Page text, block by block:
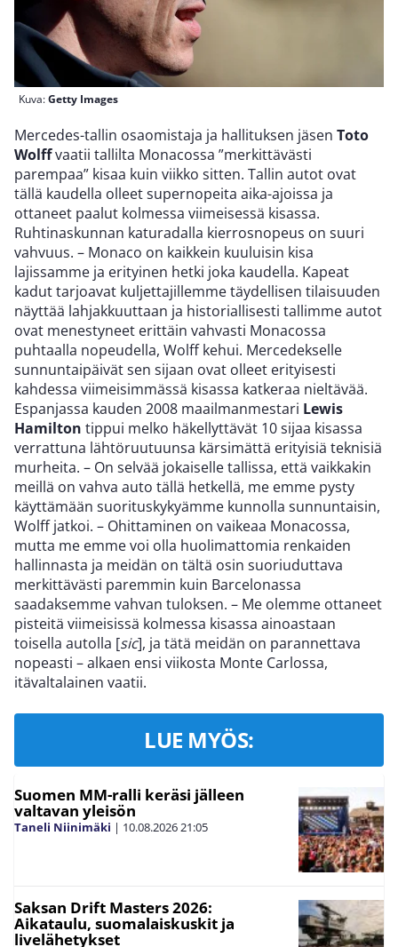
Kuva:Getty Images
Mercedes-tallin osaomistaja ja hallituksen jäsen Toto
Wolffvaatii tallilta Monacossa ”merkittävästi
parempaa” kisaa kuin viikko sitten. Tallin autot ovat
tällä kaudella olleet supernopeita aika-ajoissa ja
ottaneet paalut kolmessa viimeisessä kisassa.
Ruhtinaskunnan katuradalla kierrosnopeus on suuri
vahvuus. – Monaco on kaikkein kuuluisin kisa
lajissamme ja erityinen hetki joka kaudella. Kapeat
kadut tarjoavat kuljettajillemme täydellisen tilaisuuden
näyttää lahjakkuuttaan ja historiallisesti tallimme autot
ovat menestyneet erittäin vahvasti Monacossa
puhtaalla nopeudella, Wolff kehui. Mercedekselle
sunnuntaipäivät sen sijaan ovat olleet erityisesti
kahdessa viimeisimmässä kisassa katkeraa nieltävää.
Espanjassa kauden 2008 maailmanmestari Lewis
Hamilton tippui melko häkellyttävät 10 sijaa kisassa
verrattuna lähtöruutuunsa kärsimättä erityisiä teknisiä
murheita. – On selvää jokaiselle tallissa, että vaikkakin
meillä on vahva auto tällä hetkellä, me emme pysty
käyttämään suorituskykyämme kunnolla sunnuntaisin,
Wolff jatkoi. – Ohittaminen on vaikeaa Monacossa,
mutta me emme voi olla huolimattomia renkaiden
hallinnasta ja meidän on tältä osin suoriuduttava
merkittävästi paremmin kuin Barcelonassa
saadaksemme vahvan tuloksen. – Me olemme ottaneet
pisteitä viimeisissä kolmessa kisassa ainoastaan
toisella autolla [sic], ja tätä meidän on parannettava
nopeasti – alkaen ensi viikosta Monte Carlossa,
itävaltalainen vaatii.
LUE MYÖS:
Suomen MM-ralli keräsi jälleen
valtavan yleisön
Taneli Niinimäki | 10.08.202621:05
Saksan Drift Masters 2026:
Aikataulu, suomalaiskuskit ja
livelähetykset